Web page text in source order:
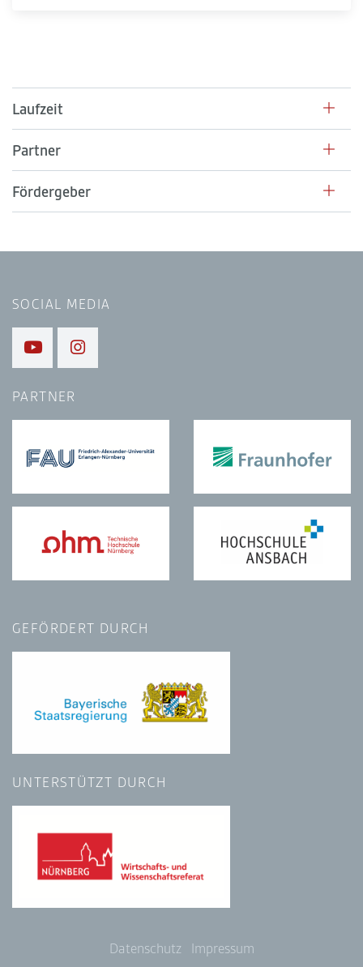
Laufzeit
Partner
Fördergeber
SOCIAL MEDIA
PARTNER
GEFÖRDERT DURCH
UNTERSTÜTZT DURCH
Datenschutz Impressum